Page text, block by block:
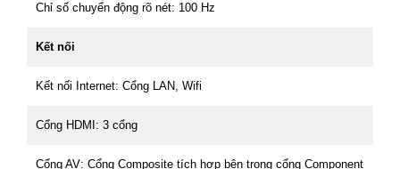
Chỉ số chuyển động rõ nét: 100 Hz
Kết nối
Kết nối Internet: Cổng LAN, Wifi
Cổng HDMI: 3 cổng
Cổng AV: Cổng Composite tích hợp bên trong cổng Component